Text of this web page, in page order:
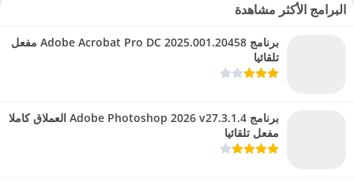
البرامج الأكثر مشاهدة
برنامج Adobe Acrobat Pro DC 2025.001.20458 مفعل
تلقائيا
برنامج Adobe Photoshop 2026 v27.3.1.4 العملاق كاملا
مفعل تلقائيا